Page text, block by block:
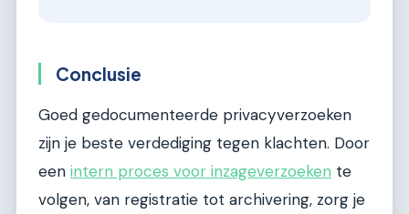
Conclusie
Goed gedocumenteerde privacyverzoeken
zijn je beste verdediging tegen klachten. Door
een intern proces voor inzageverzoeken te
volgen, van registratie tot archivering, zorg je